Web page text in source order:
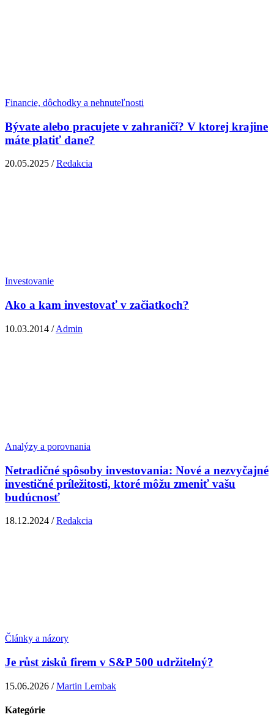
Financie, dôchodky a nehnuteľnosti
Bývate alebo pracujete v zahraničí? V ktorej krajine
máte platiť dane?
20.05.2025 /Redakcia
Investovanie
Ako a kam investovať v začiatkoch?
10.03.2014 /Admin
Analýzy a porovnania
Netradičné spôsoby investovania: Nové a nezvyčajné
investičné príležitosti, ktoré môžu zmeniť vašu
budúcnosť
18.12.2024 /Redakcia
Články a názory
Je růst zisků firem v S&P 500 udržitelný?
15.06.2026 /Martin Lembak
Kategórie